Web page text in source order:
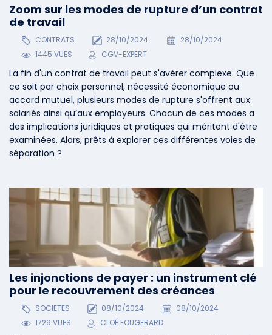
Zoom sur les modes de rupture d’un contrat
de travail
CONTRATS 28/10/2024
28/10/2024
1445 VUES
CGV-EXPERT
La fin d'un contrat de travail peut s'avérer complexe. Que
ce soit par choix personnel, nécessité économique ou
accord mutuel, plusieurs modes de rupture s'offrent aux
salariés ainsi qu’aux employeurs. Chacun de ces modes a
des implications juridiques et pratiques qui méritent d'être
examinées. Alors, prêts à explorer ces différentes voies de
séparation ?
Les injonctions de payer : un instrument clé
pour le recouvrement des créances
SOCIETES 08/10/2024
08/10/2024
1729 VUES
CLOÉ FOUGERARD